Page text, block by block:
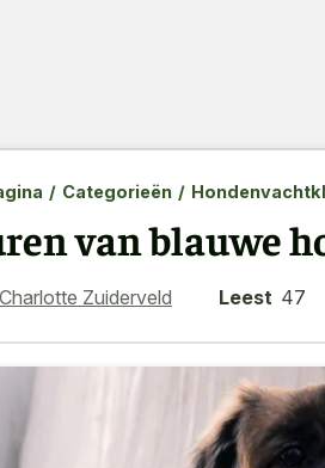
/ Categorieën /
van blauwe
Charlotte Zuiderveld Leest 47